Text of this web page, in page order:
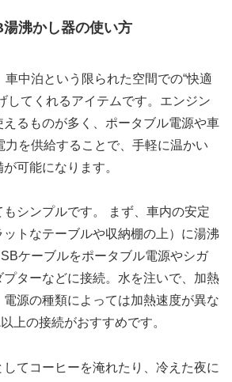
沸かし器の使い方
中泊という限られた空間での“快適
してくれるアイテムです。エンジン
えるものが多く、ポータブル電源や車
を供給することで、手軽に温かい
可能になります。
シンプルです。 まず、車内の安定
ットなテーブルや収納棚の上）に湯沸
ケーブルをポータブル電源やシガ
ターなどに接続。水を注いで、加熱
源の種類によっては加熱速度が異な
上の接続がおすすめです。
てコーヒーを淹れたり、冷えた夜に